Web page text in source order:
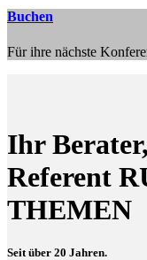
Buchen
Für ihre nächste
Ihr
Referent
THEMEN
Seit über 20 Jahren.